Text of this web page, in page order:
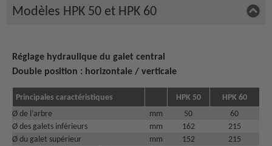
Modèles HPK 50 et HPK 60
Réglage hydraulique du galet central
Double position : horizontale / verticale
Principales caractéristiques HPK 50
HPK 60
Ø de l’arbre
mm 50
60
Ø des galets inférieurs
mm 162
215
Ø du galet supérieur
mm 152
215